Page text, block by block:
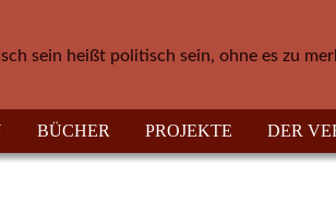
sein heißt politisch sein, ohne es zu
BÜCHER PROJEKTE DER